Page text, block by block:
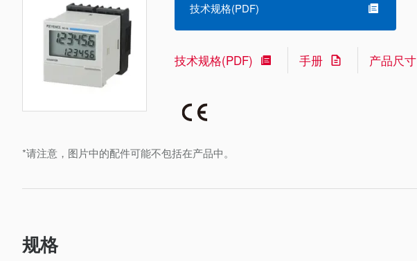
*请注意，图片中的配件可能不包括在产品中。
技术规格(PDF)
技术规格(PDF) 手册 产品尺寸
规格